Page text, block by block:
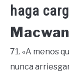
haga
71. «A menos
nunca